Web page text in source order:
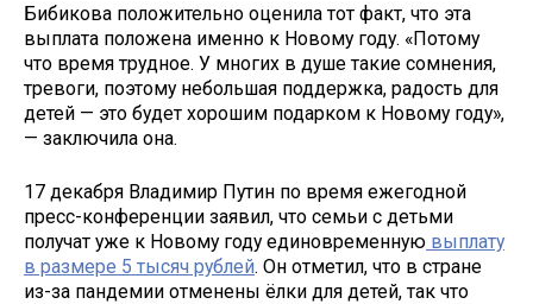
Бибикова положительно оценила тот факт, что эта
выплата положена именно к Новому году. «Потому
что время трудное. У многих в душе такие сомнения,
тревоги, поэтому небольшая поддержка, радость для
детей — это будет хорошим подарком к Новому году»,
— заключила она.
17 декабря Владимир Путин по время ежегодной
пресс-конференции заявил, что семьи с детьми
получат уже к Новому году единовременную выплату
в размере 5 тысяч рублей. Он отметил, что в стране
из-за пандемии отменены ёлки для детей, так что